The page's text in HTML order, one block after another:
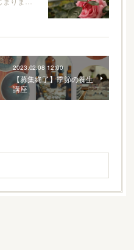
2023.02.08 12:00
【募集終了】季節の養生
講座